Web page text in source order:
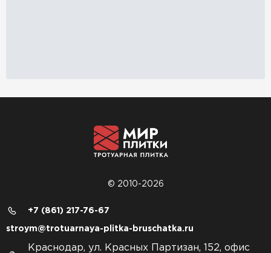
© 2010-2026
+7 (861) 217-76-67
stroym@trotuarnaya-plitka-bruschatka.ru
Краснодар, ул. Красных Партизан, 152, офис